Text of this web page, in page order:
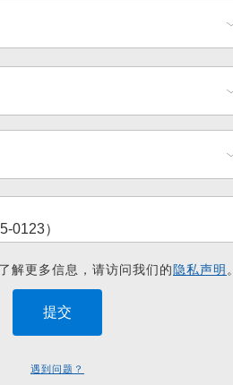
解更多信息，请访问我们的隐私声明。
遇到问题？